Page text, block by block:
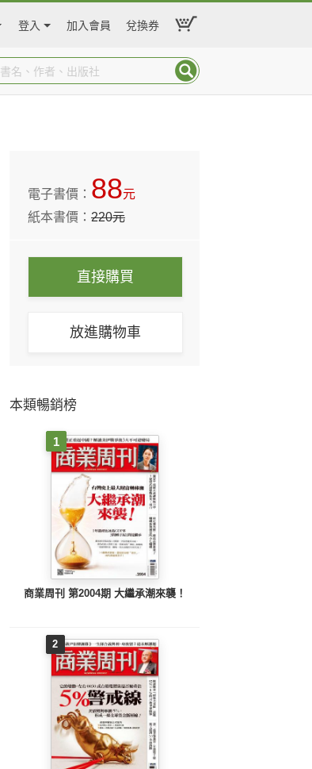
登入 加入會員 兌換券
先探投資週刊 2414期
電子書價： 88元
紙本書價：220元
直接購買
放進購物車
本類暢銷榜
1
商業周刊 第2004期 大繼承潮來襲！
2